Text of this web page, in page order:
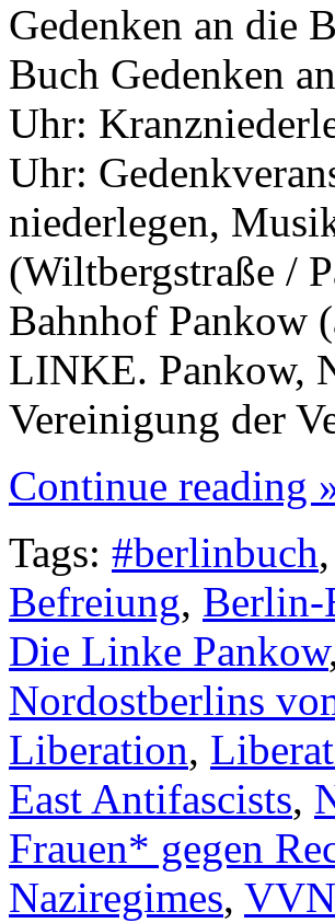
Gedenken an die
Buch Gedenken
Uhr:
Uhr:
niederlegen,
(Wiltbergstraße /
Bahnhof Pankow
LINKE. Pankow,
Vereinigung der
Continue reading
Tags: #berlinbuch,
Befreiung, Berlin-
Die Linke Pankow
Nordostberlins
Liberation,
East Antifascists,
Frauen* gegen
Naziregimes,